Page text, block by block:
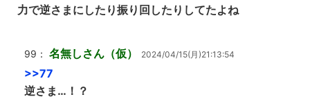
力で逆さまにしたり振り回したりしてたよね
99： 名無しさん（仮） 2024/04/15(月)21:13:54
>>77
逆さま…！？